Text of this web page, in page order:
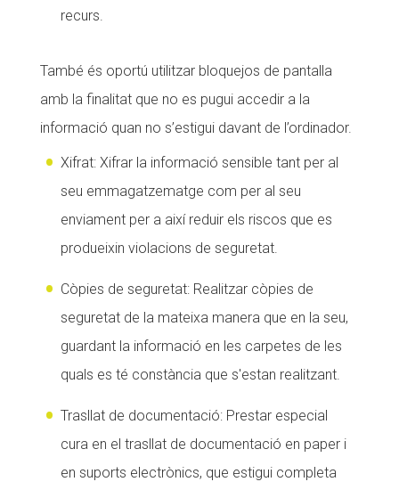
recurs.
També és oportú utilitzar bloquejos de pantalla
amb la finalitat que no es pugui accedir a la
informació quan no s’estigui davant de l’ordinador.
Xifrat: Xifrar la informació sensible tant per al
seu emmagatzematge com per al seu
enviament per a així reduir els riscos que es
produeixin violacions de seguretat.
Còpies de seguretat: Realitzar còpies de
seguretat de la mateixa manera que en la seu,
guardant la informació en les carpetes de les
quals es té constància que s'estan realitzant.
Trasllat de documentació: Prestar especial
cura en el trasllat de documentació en paper i
en suports electrònics, que estigui completa